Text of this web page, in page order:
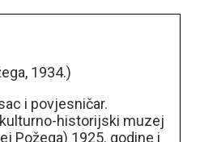
1934.)
i povjesničar.
historijski muzej
Požega) 1925. godine i